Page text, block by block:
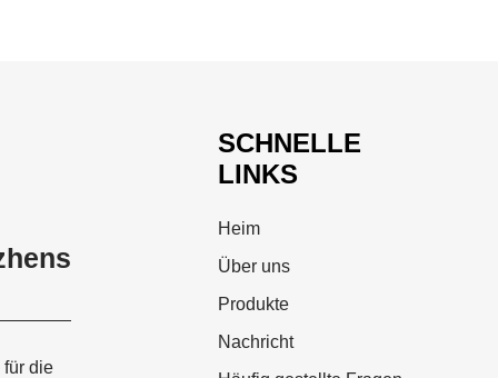
für die
SCHNELLE
LINKS
Heim
Über uns
Produkte
Nachricht